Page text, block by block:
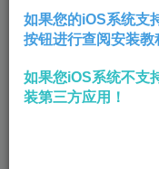
国区商店收费98元
登录后解锁永久会
签名安装支持桌面
如果您的iOS系统支
按钮进行查阅安装教
如果您iOS系统不支
装第三方应用！